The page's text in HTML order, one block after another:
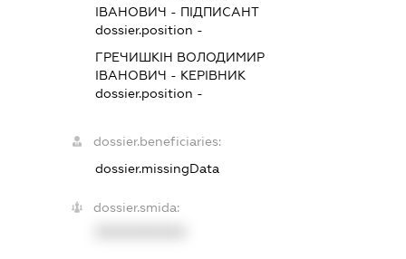
ІВАНОВИЧ - ПІДПИСАНТ
dossier.position -
ГРЕЧИШКІН ВОЛОДИМИР
ІВАНОВИЧ - КЕРІВНИК
dossier.position -
dossier.beneficiaries:
dossier.missingData
dossier.smida: